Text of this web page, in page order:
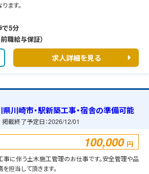
ます。
で5分
職給与保証）
求人詳細を見る
川崎市・駅新築工事・宿舎の準備可能
掲載終了予定日：2026/12/01
100,000 円
に伴う土木施工管理のお仕事です。安全管理や品
担当して頂きます。